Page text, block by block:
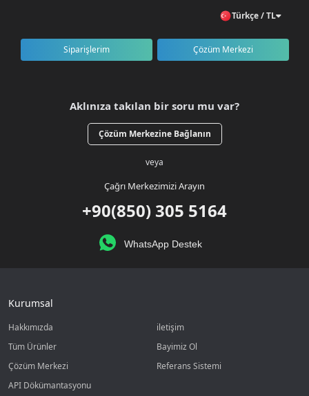
Türkçe / TL
Siparişlerim Çözüm Merkezi
Aklınıza takılan bir soru mu var?
Çözüm Merkezine Bağlanın
veya
Çağrı Merkezimizi Arayın
+90(850) 305 5164
WhatsApp Destek
Kurumsal
Hakkımızda
iletişim
Tüm Ürünler
Bayimiz Ol
Çözüm Merkezi
Referans Sistemi
API Dökümantasyonu